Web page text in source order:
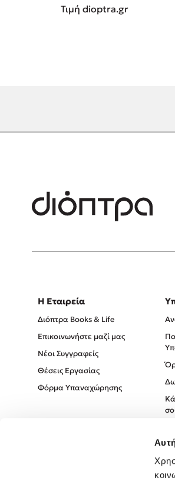
Τιμή dioptra.gr
Η Εταιρεία
Διόπτρα Books & Life
Επικοινωνήστε μαζί μας
Νέοι Συγγραφείς
Θέσεις Εργασίας
Φόρμα Υπαναχώρησης